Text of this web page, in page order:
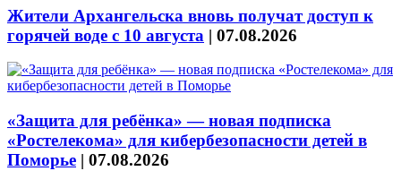
Жители Архангельска вновь получат доступ к
горячей воде с 10 августа | 07.08.2026
«Защита для ребёнка» — новая подписка
«Ростелекома» для кибербезопасности детей в
Поморье | 07.08.2026